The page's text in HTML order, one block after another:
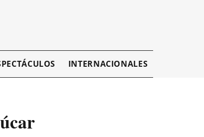
INTERNACIONALES